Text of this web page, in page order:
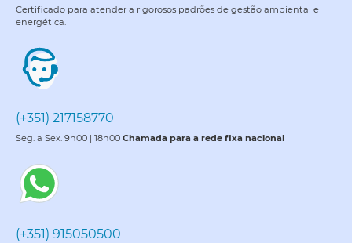
Certificado para atender a rigorosos padrões de gestão ambiental e
energética.
(+351) 217158770
Seg. a Sex. 9h00 | 18h00 Chamada para a rede fixa nacional
(+351) 915050500